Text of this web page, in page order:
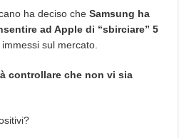
ha deciso cheSamsung ha
ad Apple di “sbirciare” 5
sul mercato.
controllare che non vi sia